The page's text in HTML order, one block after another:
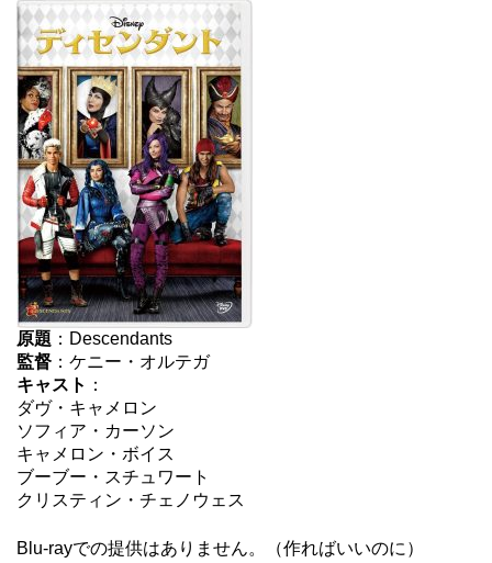
原題 ：Descendants
監督 ：ケニー・オルテガ
キャスト ：
ダヴ・キャメロン
ソフィア・カーソン
キャメロン・ボイス
ブーブー・スチュワート
クリスティン・チェノウェス
Blu-rayでの提供はありません。（作ればいいのに）